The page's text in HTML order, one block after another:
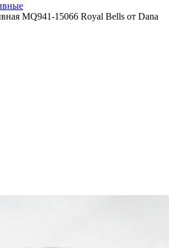
MQ941-15066 Royal Bells от Dana